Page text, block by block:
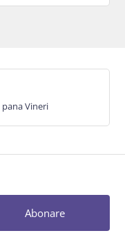
Vineri
Abonare